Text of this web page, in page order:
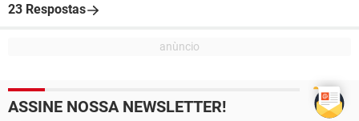
23 Respostas
ASSINE NOSSA NEWSLETTER!